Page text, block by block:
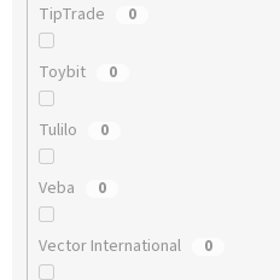
TipTrade 0
Toybit 0
Tulilo 0
Veba 0
Vector International 0